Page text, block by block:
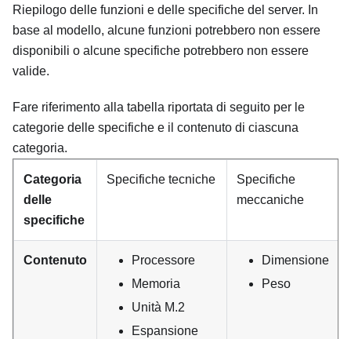
Riepilogo delle funzioni e delle specifiche del server. In
base al modello, alcune funzioni potrebbero non essere
disponibili o alcune specifiche potrebbero non essere
valide.
Fare riferimento alla tabella riportata di seguito per le
categorie delle specifiche e il contenuto di ciascuna
categoria.
Categoria
delle
specifiche
Specifiche tecniche
Specifiche
meccaniche
Contenuto
Processore
Memoria
Unità M.2
Espansione
Dimensione
Peso